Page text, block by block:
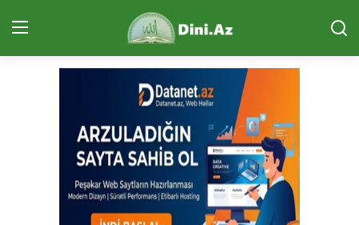
Qeydiyyat
Ana Səhifə
Sual-Cavab
Qurani Kərim